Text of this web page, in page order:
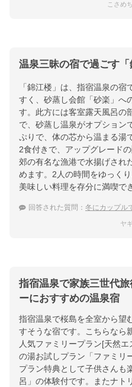
こさめ
温泉三昧の宿で過ごす「
「錦江楼」は、指宿温泉の
すく、砂蒸し会館「砂楽」へ
す。此方には客室露天風呂の
で、砂蒸し温泉がオプション
ぷりで、体の芯から温まる湯
2食付きで、アップグレード
郊の有名な漁港で水揚げされ
めます。2人の時間をゆっく
美味しい料理を存分に満喫で
回答された質問： 冬にカップルで指宿温泉
ヤ
指宿温泉で家族三世代
ーにおすすめの温泉宿
指宿温泉で桜島を全室から望
すそうな宿です。こちらなら
人気ファミリープラン[天然
の湯お試しプラン「ファミリ
プラン特典として子供さんも
呂」の体験付です。またナト